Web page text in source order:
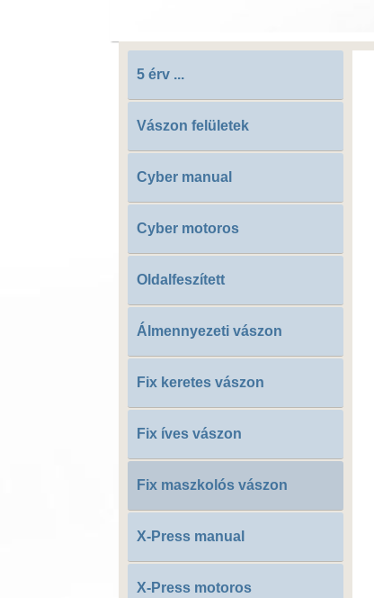
5 érv ...
Vászon felületek
Cyber manual
Cyber motoros
Oldalfeszített
Álmennyezeti vászon
Fix keretes vászon
Fix íves vászon
Fix maszkolós vászon
X-Press manual
X-Press motoros